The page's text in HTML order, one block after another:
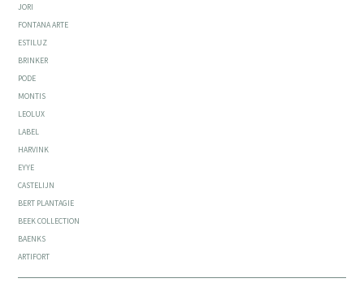
JORI
FONTANA ARTE
ESTILUZ
BRINKER
PODE
MONTIS
LEOLUX
LABEL
HARVINK
EYYE
CASTELIJN
BERT PLANTAGIE
BEEK COLLECTION
BAENKS
ARTIFORT